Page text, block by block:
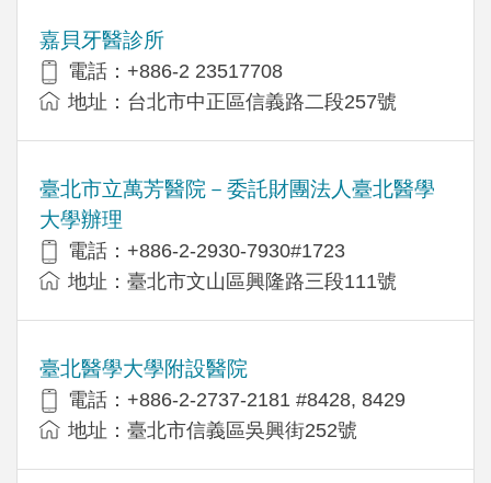
嘉貝牙醫診所
電話：+886-2 23517708
地址：台北市中正區信義路二段257號
臺北市立萬芳醫院－委託財團法人臺北醫學
大學辦理
電話：+886-2-2930-7930#1723
地址：臺北市文山區興隆路三段111號
臺北醫學大學附設醫院
電話：+886-2-2737-2181 #8428, 8429
地址：臺北市信義區吳興街252號